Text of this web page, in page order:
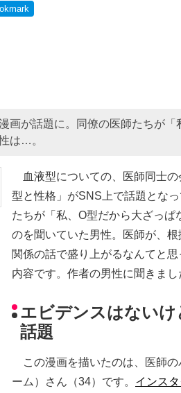
画が話題に。同僚の医師たちが「
は…。
血液型についての、医師同士の
型と性格」がSNS上で話題とな
たちが「私、O型だから大ざっぱ
のを聞いていた男性。医師が、
関係の話で盛り上がるなんてと
内容です。作者の男性に聞きまし
エビデンスはないけ
話題
この漫画を描いたのは、医師の
ーム）さん（34）です。 インス